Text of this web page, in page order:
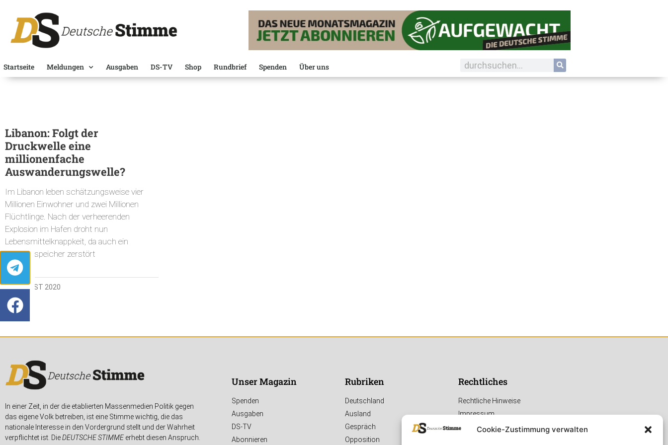
Cookie-Zustimmung verwalten
Startseite Meldungen Ausgaben DS-TV Shop Rundbrief Spenden Über uns
Libanon: Folgt der
Druckwelle eine
millionenfache
Auswanderungswelle?
Im Libanon leben schätzungsweise vier
Millionen Einwohner und zwei Millionen
Flüchtlinge. Nach der verheerenden
Explosion im Hafen droht nun
Lebensmittelknappkeit, da auch ein
Getreidespeicher zerstört
11. AUGUST 2020
In einer Zeit, in der die etablierten Massenmedien Politik gegen
das eigene Volk betreiben, ist eine Stimme wichtig, die das
nationale Interesse in den Vordergrund stellt und der Wahrheit
verpflichtet ist. DieDEUTSCHE STIMMEerhebt diesen Anspruch.
Unser Magazin
Spenden
Ausgaben
DS-TV
Abonnieren
Rubriken
Deutschland
Ausland
Gespräch
Opposition
Rechtliches
Rechtliche Hinweise
Impressum
Datenschutzerklärung